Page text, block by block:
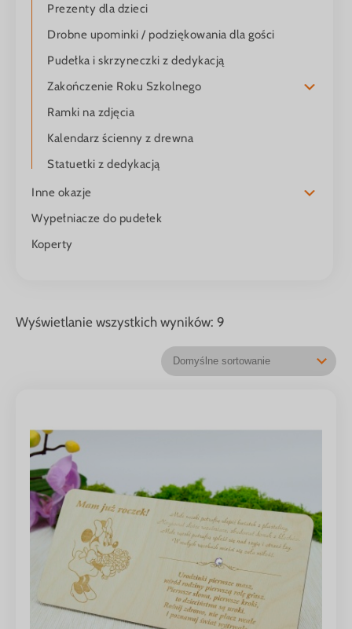
Prezenty dla dzieci
Drobne upominki / podziękowania dla gości
Pudełka i skrzyneczki z dedykacją
Zakończenie Roku Szkolnego
Ramki na zdjęcia
Kalendarz ścienny z drewna
Statuetki z dedykacją
Inne okazje
Wypełniacze do pudełek
Koperty
Wyświetlanie wszystkich wyników: 9